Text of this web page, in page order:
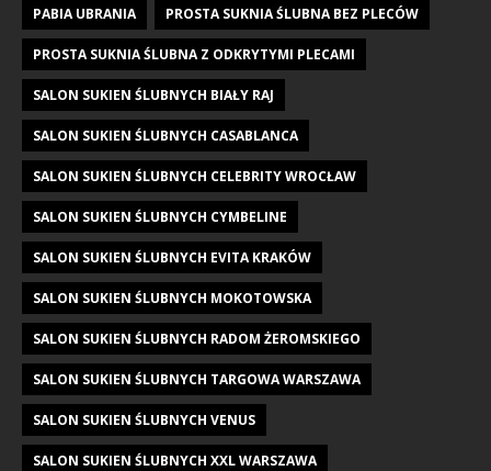
PABIA UBRANIA PROSTA SUKNIA ŚLUBNA BEZ PLECÓW
PROSTA SUKNIA ŚLUBNA Z ODKRYTYMI PLECAMI
SALON SUKIEN ŚLUBNYCH BIAŁY RAJ
SALON SUKIEN ŚLUBNYCH CASABLANCA
SALON SUKIEN ŚLUBNYCH CELEBRITY WROCŁAW
SALON SUKIEN ŚLUBNYCH CYMBELINE
SALON SUKIEN ŚLUBNYCH EVITA KRAKÓW
SALON SUKIEN ŚLUBNYCH MOKOTOWSKA
SALON SUKIEN ŚLUBNYCH RADOM ŻEROMSKIEGO
SALON SUKIEN ŚLUBNYCH TARGOWA WARSZAWA
SALON SUKIEN ŚLUBNYCH VENUS
SALON SUKIEN ŚLUBNYCH XXL WARSZAWA